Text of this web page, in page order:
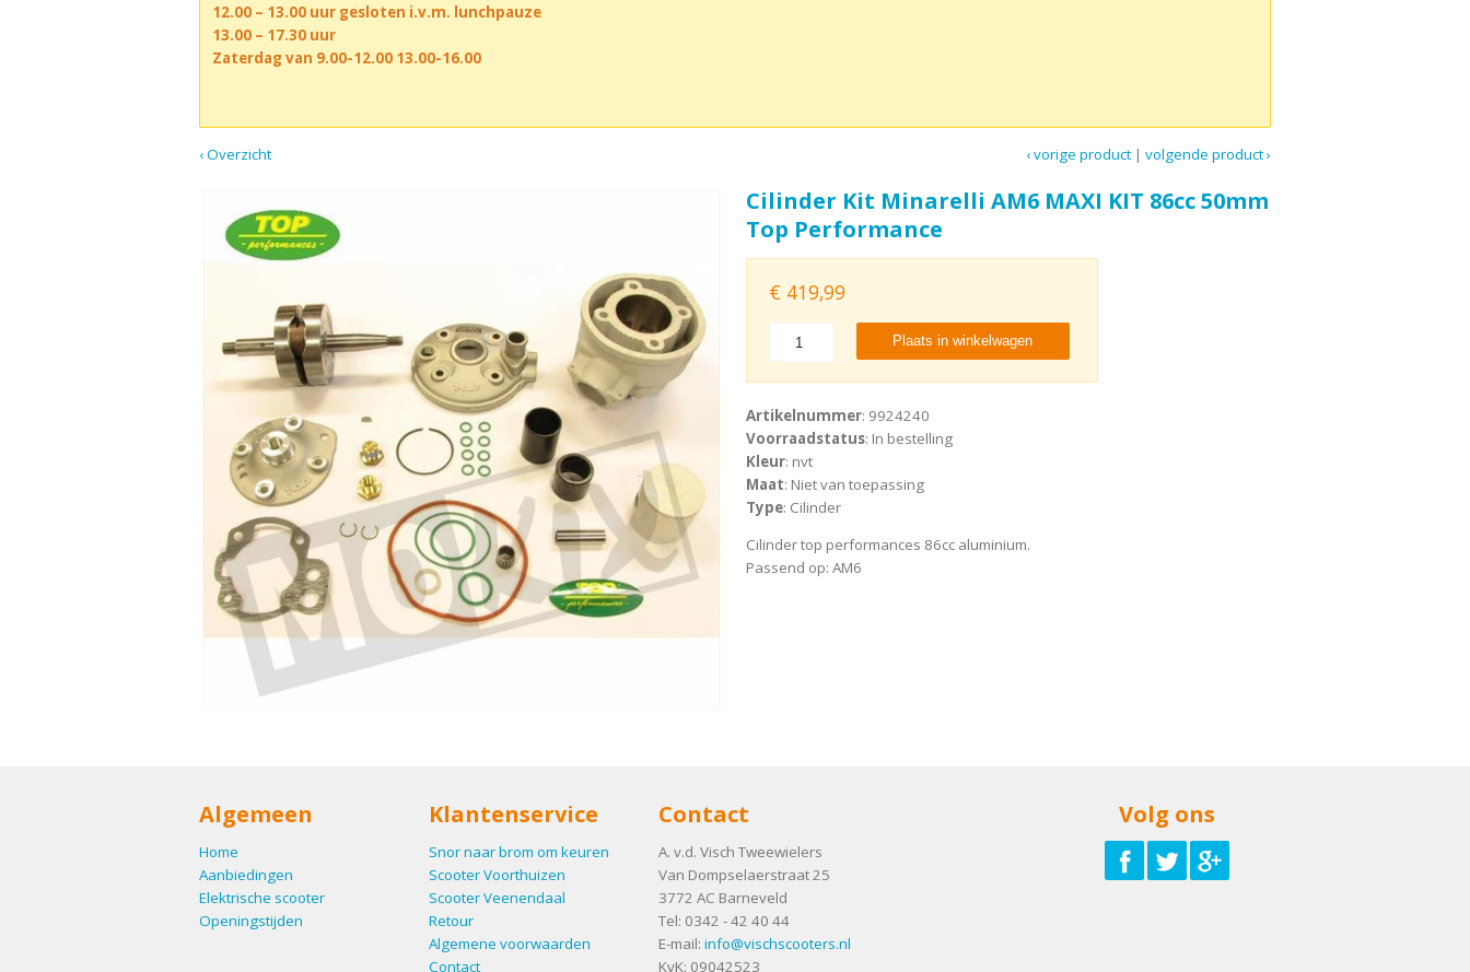
12.00 – 13.00 uur gesloten i.v.m. lunchpauze
13.00 – 17.30 uur
Zaterdag van 9.00-12.00 13.00-16.00
‹ Overzicht volgende product ›
|
‹ vorige product
Cilinder Kit Minarelli AM6 MAXI KIT 86cc 50mm
Top Performance
€ 419,99
Plaats in winkelwagen
Artikelnummer: 9924240
Voorraadstatus: In bestelling
Kleur: nvt
Maat: Niet van toepassing
Type: Cilinder
Cilinder top performances 86cc aluminium.
Passend op: AM6
Algemeen
Home
Aanbiedingen
Elektrische scooter
Openingstijden
Klantenservice
Snor naar brom om keuren
Scooter Voorthuizen
Scooter Veenendaal
Retour
Algemene voorwaarden
Contact
Contact
A. v.d. Visch Tweewielers
Van Dompselaerstraat 25
3772 AC Barneveld
Tel: 0342 - 42 40 44
E-mail: info@vischscooters.nl
KvK: 09042523
Volg ons